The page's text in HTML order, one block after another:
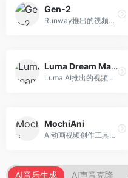
Gen-2
Runway推出的视频生成模型，专注于文生视频和视频风格转换。面向影视制作人和创意工作者，支持文本到视频、图像到视频等多种生成模式，视频质量专业级。
Luma Dream Machine
Luma AI推出的视频生成工具，专注于高质量视频创作。面向影视创作者和内容生产者，支持文生视频、图生视频，视频质量高，物理运动流畅自然。
MochiAni
AI动画视频创作工具，专注于动画内容生成。面向动画创作者和二次元内容生产者，支持动画风格视频生成，动画效果流畅，适合动漫内容创作。
AI音乐生成 AI声音克隆